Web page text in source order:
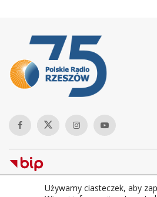
Copyright © 2026Polskie Radio
Używamy ciasteczek, aby